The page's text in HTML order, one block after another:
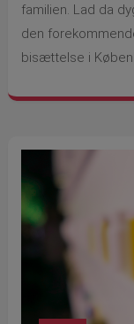
familien. Lad da
den
bisættelse i